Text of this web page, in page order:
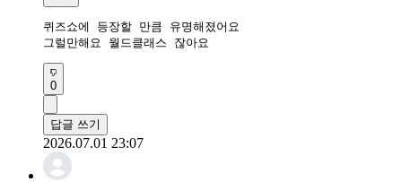
퀴즈쇼에 등장할 만큼 유명해졌어요
그럴만해요 월드클래스 잖아요
0
답글 쓰기
2026.07.01 23:07